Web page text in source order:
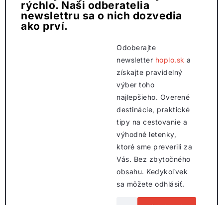
rýchlo. Naši odberatelia
newslettru sa o nich dozvedia
ako prví.
Odoberajte
newsletter hoplo.sk a
získajte pravidelný
výber toho
najlepšieho. Overené
destinácie, praktické
tipy na cestovanie a
výhodné letenky,
ktoré sme preverili za
Vás. Bez zbytočného
obsahu. Kedykoľvek
sa môžete odhlásiť.